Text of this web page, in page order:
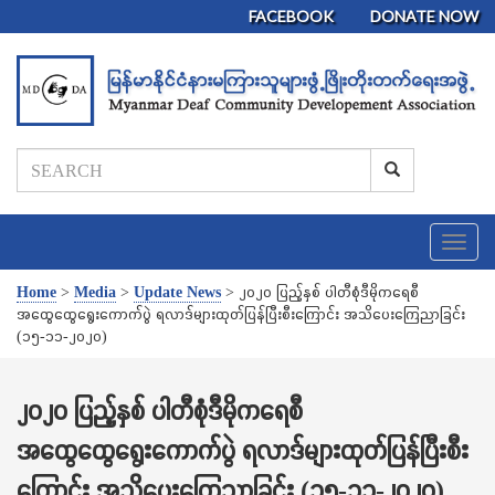
FACEBOOK DONATE NOW
T
o
g
i
g
Home > Media > Update News > ၂၀၂၀ ပြည့်နှစ် ပါတီစုံဒီမိုကရေစီ
အထွေထွေရွေးကောက်ပွဲ ရလာဒ်များထုတ်ပြန်ပြီးစီးကြောင်း အသိပေးကြေညာခြင်း
(၁၅-၁၁-၂၀၂၀)
၂၀၂၀ ပြည့်နှစ် ပါတီစုံဒီမိုကရေစီ
အထွေထွေရွေးကောက်ပွဲ ရလာဒ်များထုတ်ပြန်ပြီးစီး